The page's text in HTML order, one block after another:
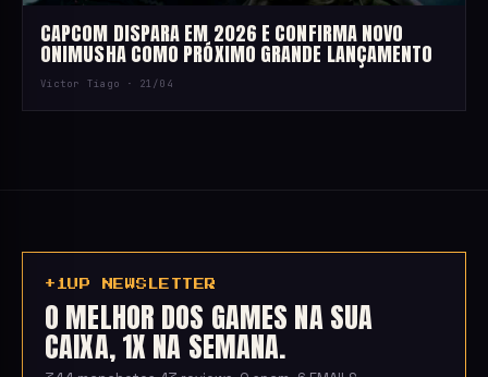
CAPCOM DISPARA EM 2026 E CONFIRMA NOVO
ONIMUSHA COMO PRÓXIMO GRANDE LANÇAMENTO
Victor Tiago · 21/04
+1UP NEWSLETTER
O MELHOR DOS GAMES NA SUA
CAIXA, 1X NA SEMANA.